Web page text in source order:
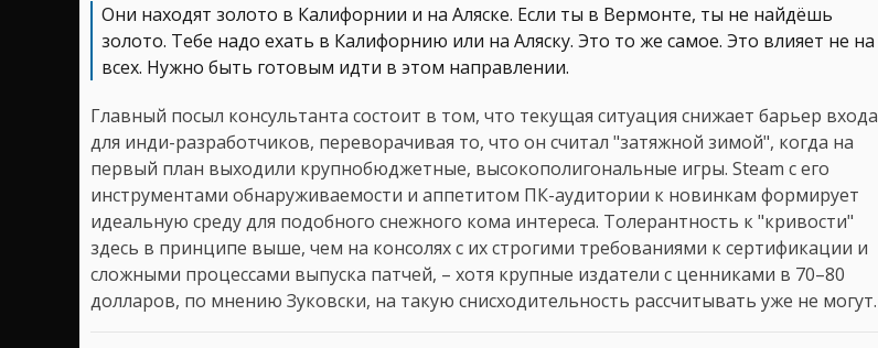
Они находят золото в Калифорнии и на Аляске. Если ты в Вермонте, ты не найдёшь
золото. Тебе надо ехать в Калифорнию или на Аляску. Это то же самое. Это влияет не на
всех. Нужно быть готовым идти в этом направлении.
Главный посыл консультанта состоит в том, что текущая ситуация снижает барьер входа
для инди-разработчиков, переворачивая то, что он считал "затяжной зимой", когда на
первый план выходили крупнобюджетные, высокополигональные игры. Steam с его
инструментами обнаруживаемости и аппетитом ПК-аудитории к новинкам формирует
идеальную среду для подобного снежного кома интереса. Толерантность к "кривости"
здесь в принципе выше, чем на консолях с их строгими требованиями к сертификации и
сложными процессами выпуска патчей, – хотя крупные издатели с ценниками в 70–80
долларов, по мнению Зуковски, на такую снисходительность рассчитывать уже не могут.